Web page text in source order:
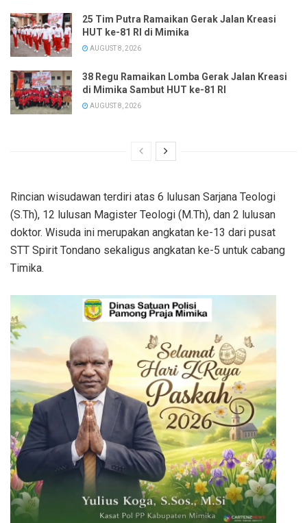
25 Tim Putra Ramaikan Gerak Jalan Kreasi
HUT ke-81 RI di Mimika
AUGUST 8, 2026
38 Regu Ramaikan Lomba Gerak Jalan Kreasi
di Mimika Sambut HUT ke-81 RI
AUGUST 8, 2026
Rincian wisudawan terdiri atas 6 lulusan Sarjana Teologi
(S.Th), 12 lulusan Magister Teologi (M.Th), dan 2 lulusan
doktor. Wisuda ini merupakan angkatan ke-13 dari pusat
STT Spirit Tondano sekaligus angkatan ke-5 untuk cabang
Timika.